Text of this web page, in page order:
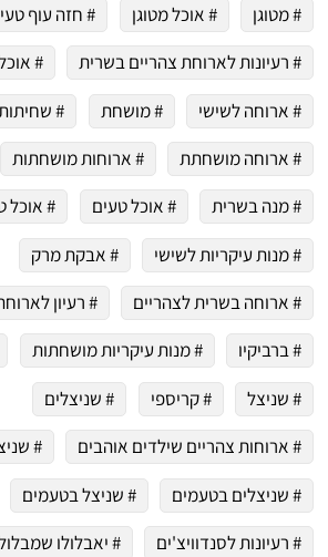
# מטוגן
# אוכל מטוגן
# חזה עוף
# רעיונות לארוחת צהריים בשרית
#
# ארוחה לשישי
# מושחת
#
# ארוחה מושחתת
# ארוחות מושחתות
# מנה בשרית
# אוכל טעים
# אוכל
# מנות עיקריות לשישי
# אבקת מרק
# ארוחה בשרית לצהריים
# רעיון
# ברביקיו
# מנות עיקריות מושחתות
# שניצל
# קריספי
# שניצלים
# ארוחות צהריים שילדים אוהבים
#
# שניצלים בטעמים
# שניצל בטעמים
# רעיונות לסנדוויצ'ים
# יאבלולו